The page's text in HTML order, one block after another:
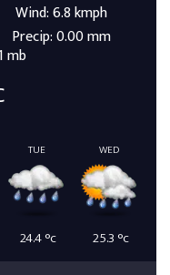
Wind: 6.8 kmph
Precip: 0.00 mm
mb
TUE
24.4°c
WED
25.3 °c